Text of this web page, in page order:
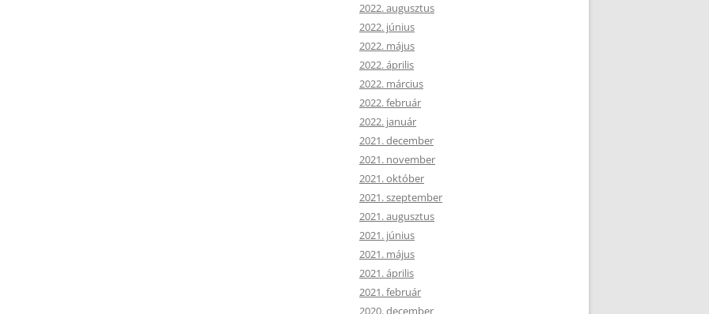
2022. augusztus
2022. június
2022. május
2022. április
2022. március
2022. február
2022. január
2021. december
2021. november
2021. október
2021. szeptember
2021. augusztus
2021. június
2021. május
2021. április
2021. február
2020. december